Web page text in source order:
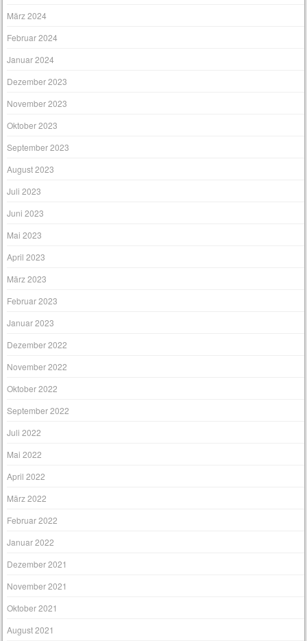
März 2024
Februar 2024
Januar 2024
Dezember 2023
November 2023
Oktober 2023
September 2023
August 2023
Juli 2023
Juni 2023
Mai 2023
April 2023
März 2023
Februar 2023
Januar 2023
Dezember 2022
November 2022
Oktober 2022
September 2022
Juli 2022
Mai 2022
April 2022
März 2022
Februar 2022
Januar 2022
Dezember 2021
November 2021
Oktober 2021
August 2021